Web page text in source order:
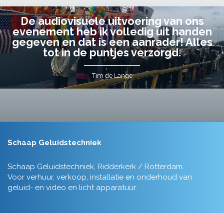
De audiovisuele uitvoering van ons
evenement heb ik volledig uit handen
gegeven en dat is een aanrader! Alles
tot in de puntjes verzorgd.
Tim de Lange
Schaap Geluidstechniek
Schaap Geluidstechniek, Ridderkerk / Rotterdam.
Voor verhuur, verkoop, installatie en onderhoud van
geluid- en video en licht apparatuur.